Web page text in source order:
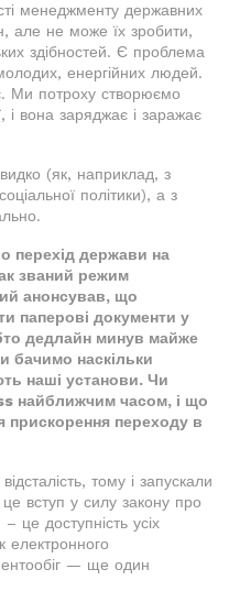
менеджменту державних
але не може їх зробити,
здібностей. Є проблема
енергійних людей.
Ми потроху створюємо
і вона заряджає і заражає
(як, наприклад, з
політики), а з
перехід держави на
званий режим
анонсував, що
паперові документи у
дедлайн минув майже
бачимо наскільки
наші установи. Чи
найближчим часом, і що
прискорення переходу в
тому і запускали
вступ у силу закону про
це доступність усіх
електронного
— ще один